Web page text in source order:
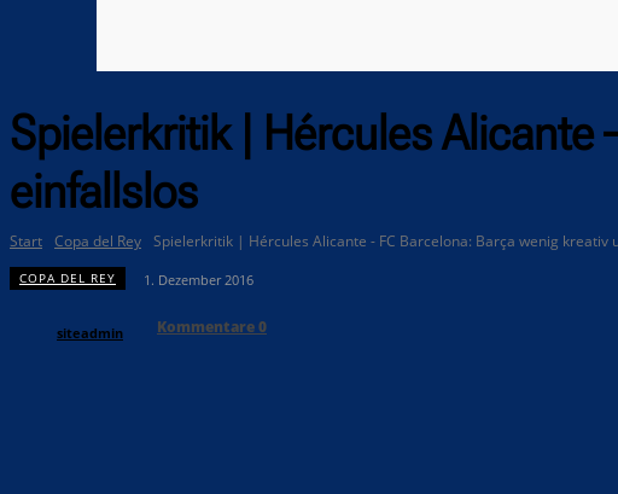
Spielerkritik | Hércules Alicante
einfallslos
Start Copa del Rey Spielerkritik | Hércules Alicante - FC Barcelona: Barça wenig kreativ
COPA DEL REY 1. Dezember 2016
siteadmin Kommentare0